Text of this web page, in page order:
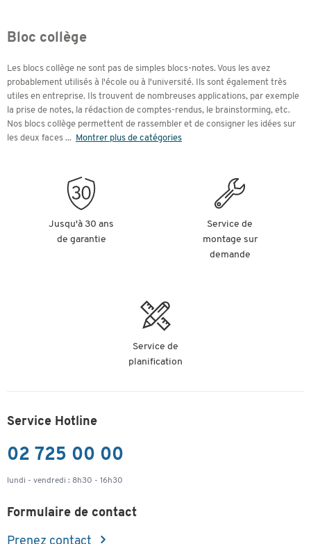
Bloc collège
Les blocs collège ne sont pas de simples blocs-notes. Vous les avez
probablement utilisés à l'école ou à l'université. Ils sont également très
utiles en entreprise. Ils trouvent de nombreuses applications, par exemple
la prise de notes, la rédaction de comptes-rendus, le brainstorming, etc.
Nos blocs collège permettent de rassembler et de consigner les idées sur
les deux faces ... Montrer plus de catégories
Jusqu'à 30 ans
de garantie
Service de
montage sur
demande
Service de
planification
Service Hotline
02 725 00 00
lundi - vendredi : 8h30 - 16h30
Formulaire de contact
Prenez contact